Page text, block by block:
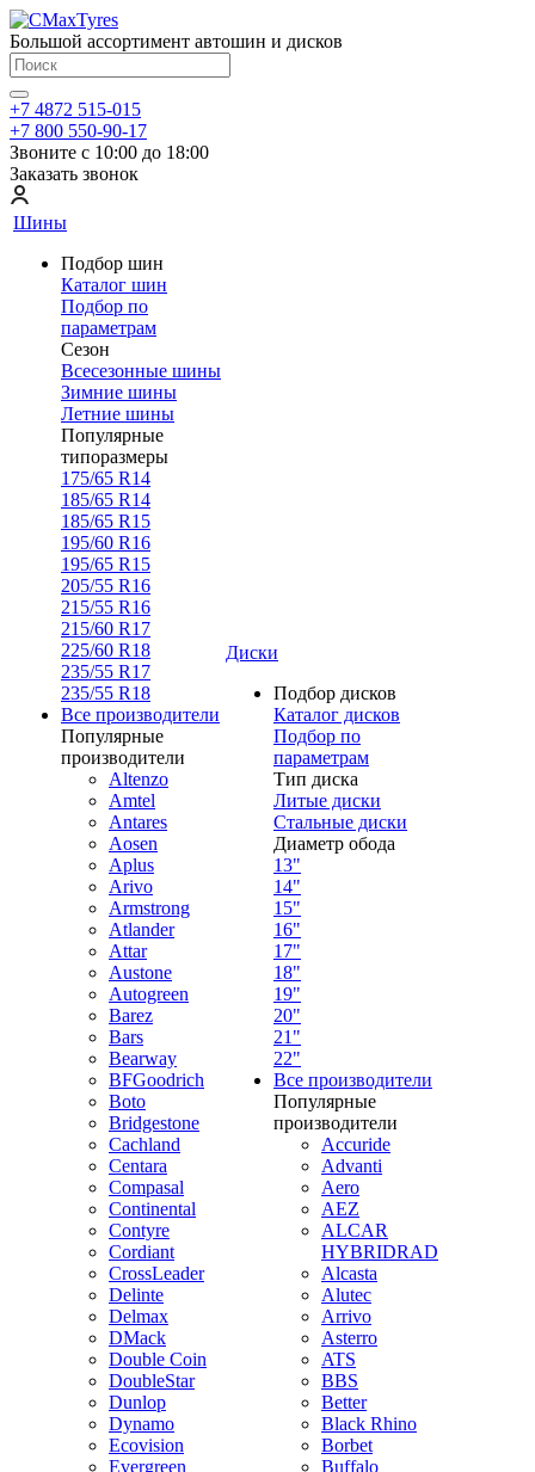
Большой ассортимент автошин и дисков
+7 4872 515-015
+7 800 550-90-17
Звоните с 10:00 до 18:00
Заказать звонок
Шины
Подбор шин
Каталог шин
Подбор по
параметрам
Сезон
Всесезонные шины
Зимние шины
Летние шины
Популярные
типоразмеры
175/65 R14
185/65 R14
185/65 R15
195/60 R16
195/65 R15
205/55 R16
215/55 R16
215/60 R17
225/60 R18
235/55 R17
235/55 R18
Все производители
Популярные
производители
Altenzo
Amtel
Antares
Aosen
Aplus
Arivo
Armstrong
Atlander
Attar
Austone
Autogreen
Barez
Bars
Bearway
BFGoodrich
Boto
Bridgestone
Cachland
Centara
Compasal
Continental
Contyre
Cordiant
CrossLeader
Delinte
Delmax
DMack
Double Coin
DoubleStar
Dunlop
Dynamo
Ecovision
Evergreen
Диски
Подбор дисков
Каталог дисков
Подбор по
параметрам
Тип диска
Литые диски
Стальные диски
Диаметр обода
13"
14"
15"
16"
17"
18"
19"
20"
21"
22"
Все производители
Популярные
производители
Accuride
Advanti
Aero
AEZ
ALCAR
HYBRIDRAD
Alcasta
Alutec
Arrivo
Asterro
ATS
BBS
Better
Black Rhino
Borbet
Buffalo